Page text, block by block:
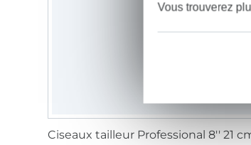
Ciseaux tailleur Professional 8'' 21
Vous trouverez